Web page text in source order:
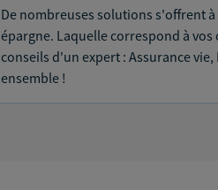
De nombreuses solutions s'offrent
épargne. Laquelle correspond à vos
conseils d'un expert : Assurance
ensemble !